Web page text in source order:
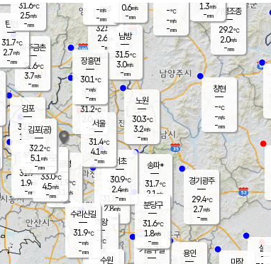
양주
32.5℃
2.6
-mm
과천
31.8℃
2.8m/s
- mm
용인
경기광주
29.4℃
2.7m/s
-mm
파주금촌
31.6℃
3.7m/s
-mm
가평조종
29.2℃
2.0m/s
-mm
-℃
-m/s
-mm
창현
-℃
-m/s
-mm
탄현
31.7℃
2.7m/s
-mm
1.3m/s
-mm
마장
의왕
- ℃
m/s
mm
김포
32.5℃
1.3 m/s
mm
설봉
광명
31.9 ℃
3.1 m/s
-mm
부천
31.9℃
1.9m/s
-mm
구로
33.0℃
4.5m/s
-mm
은평
31.2℃
2.0 m/s
- mm
노원
30.3℃
3.2m/s
-mm
송파*
31.7℃
2.1 m/s
-mm
서초
30.9℃
2.4m/s
-mm
남방
31.5℃
3.0m/s
-mm
기흥구갈
수리산길
31.9℃
-m/s
-mm
분당구
31.6℃
1.8m/s
-mm
장흥면
30.1℃
-m/s
-mm
-m/s
-mm
김포(공)
32.2℃
5.1 m/s
-mm
수원
서울
31.4℃
4.1 m/s
-mm
31.6℃
2.5m/s
-mm
0.6m/s
-mm